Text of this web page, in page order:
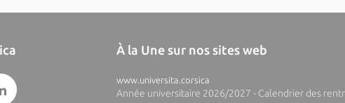
À la Une sur nos sites web
www.universita.corsica
Année universitaire 2026/2027 - Calendrier des